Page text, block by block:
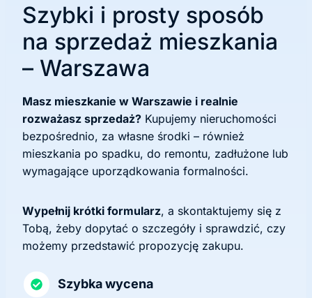
Szybki i prosty sposób
na sprzedaż mieszkania
– Warszawa
Masz mieszkanie w Warszawie i realnie
rozważasz sprzedaż? Kupujemy nieruchomości
bezpośrednio, za własne środki – również
mieszkania po spadku, do remontu, zadłużone lub
wymagające uporządkowania formalności.
Wypełnij krótki formularz, a skontaktujemy się z
Tobą, żeby dopytać o szczegóły i sprawdzić, czy
możemy przedstawić propozycję zakupu.
Szybka wycena